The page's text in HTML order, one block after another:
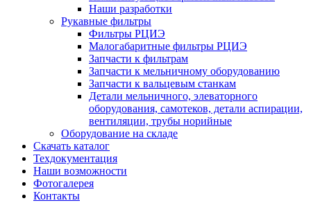
Наши разработки
Рукавные фильтры
Фильтры РЦИЭ
Малогабаритные фильтры РЦИЭ
Запчасти к фильтрам
Запчасти к мельничному оборудованию
Запчасти к вальцевым станкам
Детали мельничного, элеваторного
оборудования, самотеков, детали аспирации,
вентиляции, трубы норийные
Оборудование на складе
Скачать каталог
Техдокументация
Наши возможности
Фотогалерея
Контакты